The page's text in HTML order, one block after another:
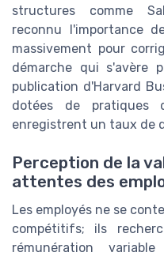
structures comme
reconnu l'importance
massivement pour
démarche qui s'avère
publication d'Harvard
dotées de pratiques
enregistrent un taux de
Perception de la
attentes des
Les employés ne se
compétitifs; ils
rémunération